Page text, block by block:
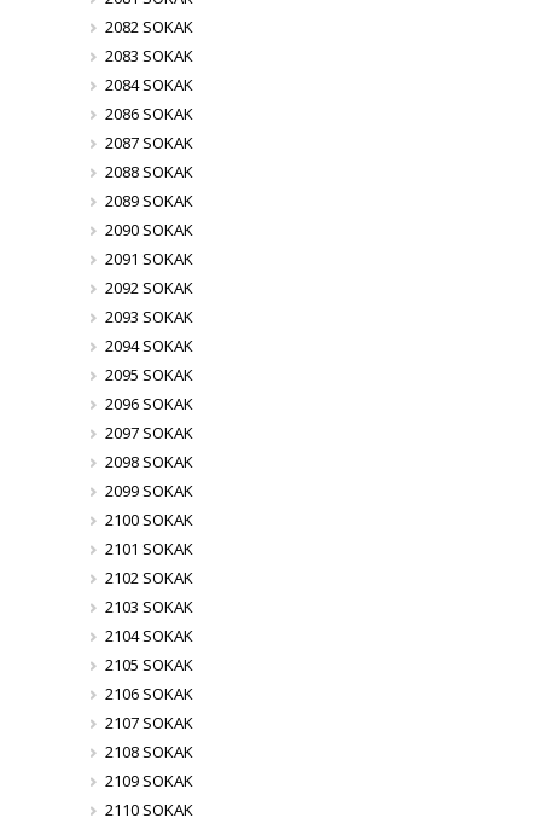
2082 SOKAK
2083 SOKAK
2084 SOKAK
2086 SOKAK
2087 SOKAK
2088 SOKAK
2089 SOKAK
2090 SOKAK
2091 SOKAK
2092 SOKAK
2093 SOKAK
2094 SOKAK
2095 SOKAK
2096 SOKAK
2097 SOKAK
2098 SOKAK
2099 SOKAK
2100 SOKAK
2101 SOKAK
2102 SOKAK
2103 SOKAK
2104 SOKAK
2105 SOKAK
2106 SOKAK
2107 SOKAK
2108 SOKAK
2109 SOKAK
2110 SOKAK